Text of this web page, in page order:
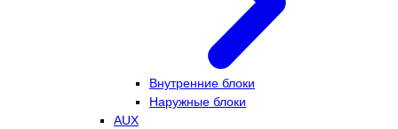
Внутренние блоки
Наружные блоки
AUX